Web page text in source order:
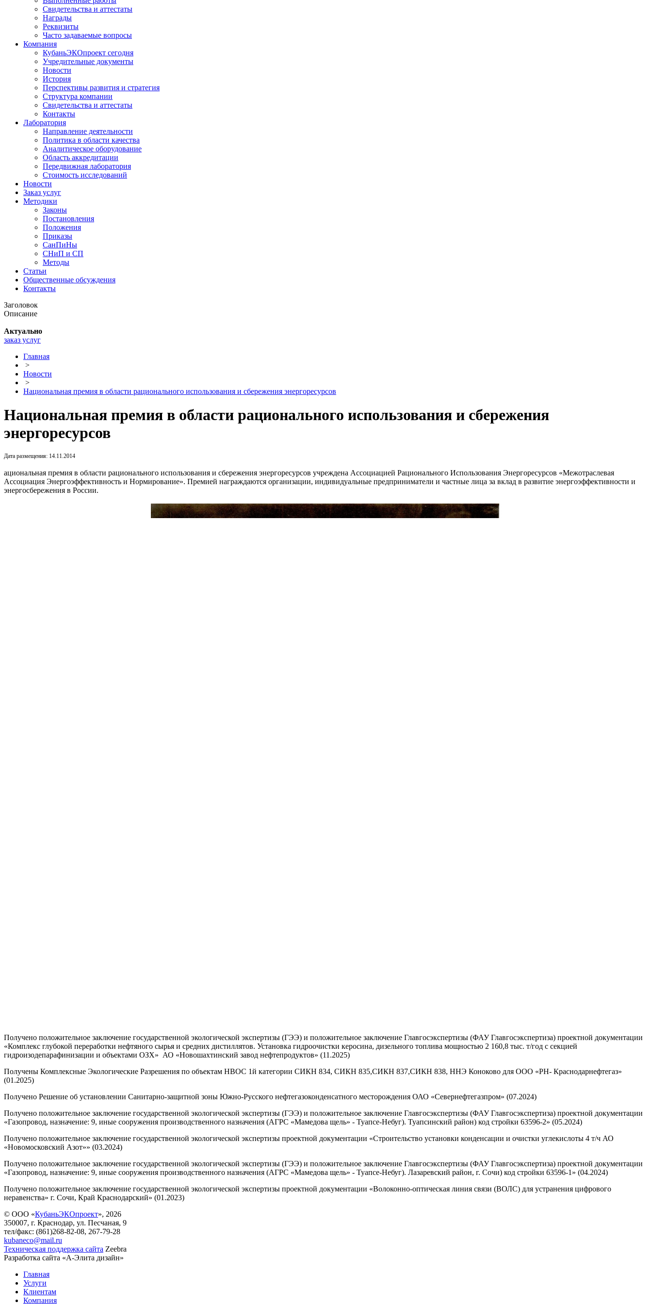
Свидетельства и аттестаты
Награды
Реквизиты
Часто задаваемые вопросы
Компания
КубаньЭКОпроект сегодня
Учредительные документы
Новости
История
Перспективы развития и стратегия
Структура компании
Свидетельства и аттестаты
Контакты
Лаборатория
Направление деятельности
Политика в области качества
Аналитическое оборудование
Область аккредитации
Передвижная лаборатория
Стоимость исследований
Новости
Заказ услуг
Методики
Законы
Постановления
Положения
Приказы
СанПиНы
СНиП и СП
Методы
Статьи
Общественные обсуждения
Контакты
Заголовок
Описание
Актуально
заказ услуг
Главная
>
Новости
>
Национальная премия в области рационального использования и сбережения энергоресурсов
Национальная премия в области рационального использования и сбережения
энергоресурсов
Дата размещения: 14.11.2014
ациональная премия в области рационального использования и сбережения энергоресурсов учреждена Ассоциацией Рационального Использования Энергоресурсов «Межотраслевая
Ассоциация Энергоэффективность и Нормирование». Премией награждаются организации, индивидуальные предприниматели и частные лица за вклад в развитие энергоэффективности и
энергосбережения в России.
Получено положительное заключение государственной экологической экспертизы (ГЭЭ) и положительное заключение Главгосэкспертизы (ФАУ Главгосэкспертиза) проектной документации
«Комплекс глубокой переработки нефтяного сырья и средних дистиллятов. Установка гидроочистки керосина, дизельного топлива мощностью 2 160,8 тыс. т/год с секцией
гидроизодепарафинизации и объектами ОЗХ» АО «Новошахтинский завод нефтепродуктов» (11.2025)
Получены Комплексные Экологические Разрешения по объектам НВОС 1й категории СИКН 834, СИКН 835,СИКН 837,СИКН 838, ННЭ Коноково для ООО «РН- Краснодарнефтегаз»
(01.2025)
Получено Решение об установлении Санитарно-защитной зоны Южно-Русского нефтегазоконденсатного месторождения ОАО «Севернефтегазпром» (07.2024)
Получено положительное заключение государственной экологической экспертизы (ГЭЭ) и положительное заключение Главгосэкспертизы (ФАУ Главгосэкспертиза) проектной документации
«Газопровод, назначение: 9, иные сооружения производственного назначения (АГРС «Мамедова щель» - Туапсе-Небуг). Туапсинский район) код стройки 63596-2» (05.2024)
Получено положительное заключение государственной экологической экспертизы проектной документации «Строительство установки конденсации и очистки углекислоты 4 т/ч АО
«Новомосковский Азот»» (03.2024)
Получено положительное заключение государственной экологической экспертизы (ГЭЭ) и положительное заключение Главгосэкспертизы (ФАУ Главгосэкспертиза) проектной документации
«Газопровод, назначение: 9, иные сооружения производственного назначения (АГРС «Мамедова щель» - Туапсе-Небуг). Лазаревский район, г. Сочи) код стройки 63596-1» (04.2024)
Получено положительное заключение государственной экологической экспертизы проектной документации «Волоконно-оптическая линия связи (ВОЛС) для устранения цифрового
неравенства» г. Сочи, Край Краснодарский» (01.2023)
© ООО «КубаньЭКОпроект», 2026
350007, г. Краснодар, ул. Песчаная, 9
тел/факс: (861)268-82-08, 267-79-28
kubaneco@mail.ru
Техническая поддержка сайта Zeebra
Разработка сайта «А-Элита дизайн»
Главная
Услуги
Клиентам
Компания